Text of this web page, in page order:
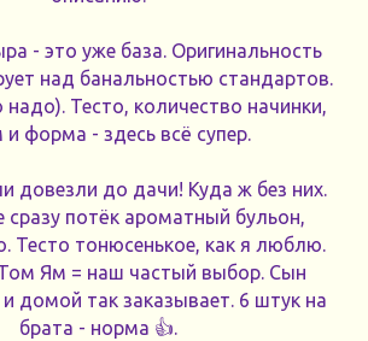
- это уже база. Оригинальность
над банальностью стандартов.
Тесто, количество начинки,
и форма - здесь всё супер.
довезли до дачи! Куда ж без них.
сразу потёк ароматный бульон,
Тесто тонюсенькое, как я люблю.
Ям = наш частый выбор. Сын
домой так заказывает. 6 штук на
брата - норма 👍.